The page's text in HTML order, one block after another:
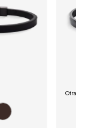
Otras